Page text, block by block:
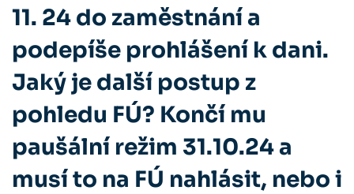
11. 24 do zaměstnání a
podepíše prohlášení k dani.
Jaký je další postup z
pohledu FÚ? Končí mu
paušální režim 31.10.24 a
musí to na FÚ nahlásit, nebo i